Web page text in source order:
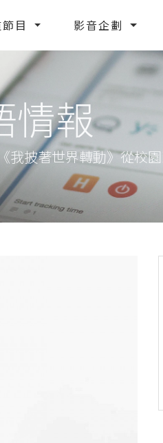
目 影音企劃
情報
披著世界轉動》從校